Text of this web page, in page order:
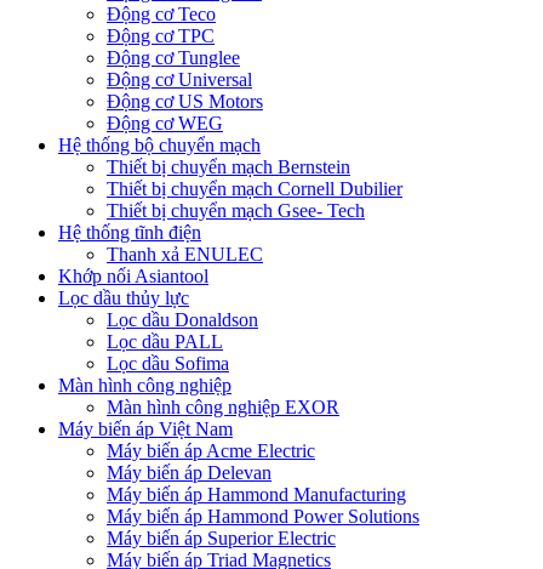
Động cơ Teco
Động cơ TPC
Động cơ Tunglee
Động cơ Universal
Động cơ US Motors
Động cơ WEG
Hệ thống bộ chuyển mạch
Thiết bị chuyển mạch Bernstein
Thiết bị chuyển mạch Cornell Dubilier
Thiết bị chuyển mạch Gsee- Tech
Hệ thống tĩnh điện
Thanh xả ENULEC
Khớp nối Asiantool
Lọc dầu thủy lực
Lọc dầu Donaldson
Lọc dầu PALL
Lọc dầu Sofima
Màn hình công nghiệp
Màn hình công nghiệp EXOR
Máy biến áp Việt Nam
Máy biến áp Acme Electric
Máy biến áp Delevan
Máy biến áp Hammond Manufacturing
Máy biến áp Hammond Power Solutions
Máy biến áp Superior Electric
Máy biến áp Triad Magnetics